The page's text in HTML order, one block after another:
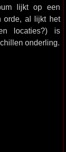
lijkt op een
orde, al lijkt het
locaties?) is
onderling.